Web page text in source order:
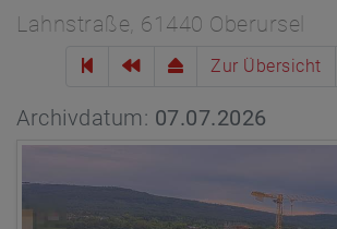
Lahnstraße, 61440 Oberursel
Zur Übersicht
Archivdatum: 07.07.2026